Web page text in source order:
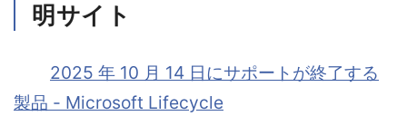
明サイト
2025 年 10 月 14 日にサポートが終了する
製品 - Microsoft Lifecycle